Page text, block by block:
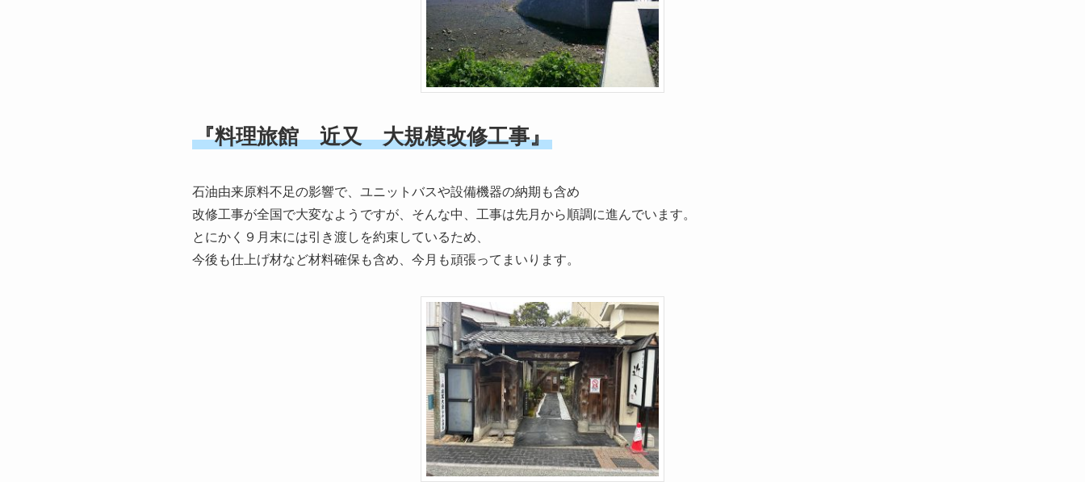
『料理旅館 近又 大規模改修工事』
石油由来原料不足の影響で、ユニットバスや設備機器の納期も含め
改修工事が全国で大変なようですが、そんな中、工事は先月から順調に進んでいます。
とにかく９月末には引き渡しを約束しているため、
今後も仕上げ材など材料確保も含め、今月も頑張ってまいります。